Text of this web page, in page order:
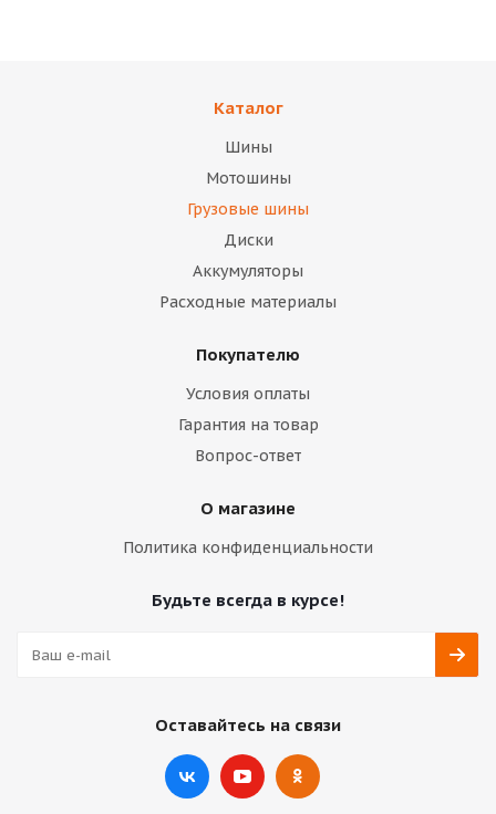
Каталог
Шины
Мотошины
Грузовые шины
Диски
Аккумуляторы
Расходные материалы
Покупателю
Условия оплаты
Гарантия на товар
Вопрос-ответ
О магазине
Политика конфиденциальности
Будьте всегда в курсе!
Оставайтесь на связи